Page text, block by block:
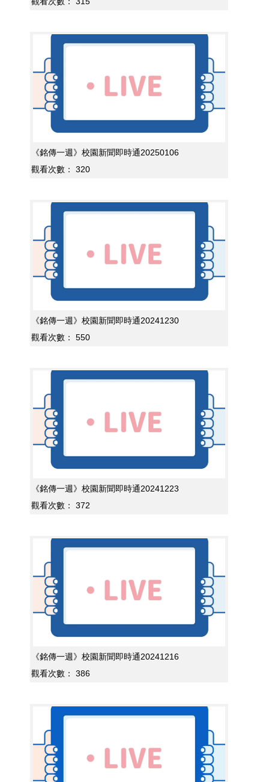
《銘傳一週》校園新聞即時通20250106
觀看次數：
320
《銘傳一週》校園新聞即時通20241230
觀看次數：
550
《銘傳一週》校園新聞即時通20241223
觀看次數：
372
《銘傳一週》校園新聞即時通20241216
觀看次數：
386